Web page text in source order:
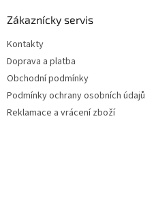
Zákaznícky servis
Kontakty
Doprava a platba
Obchodní podmínky
Podmínky ochrany osobních údajů
Reklamace a vrácení zboží